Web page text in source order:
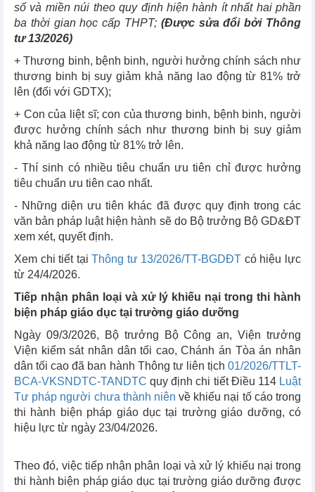
số và miền núi theo quy định hiện hành ít nhất hai phần
ba thời gian học cấp THPT; (Được sửa đổi bởi Thông
tư 13/2026)
+ Thương binh, bệnh binh, người hưởng chính sách như
thương binh bị suy giảm khả năng lao động từ 81% trở
lên (đối với GDTX);
+ Con của liệt sĩ; con của thương binh, bệnh binh, người
được hưởng chính sách như thương binh bị suy giảm
khả năng lao động từ 81% trở lên.
- Thí sinh có nhiều tiêu chuẩn ưu tiên chỉ được hưởng
tiêu chuẩn ưu tiên cao nhất.
- Những diện ưu tiên khác đã được quy định trong các
văn bản pháp luật hiện hành sẽ do Bộ trưởng Bộ GD&ĐT
xem xét, quyết định.
Xem chi tiết tạiThông tư 13/2026/TT-BGDĐT có hiệu lực
từ 24/4/2026.
Tiếp nhận phân loại và xử lý khiếu nại trong thi hành
biện pháp giáo dục tại trường giáo dưỡng
Ngày 09/3/2026, Bộ trưởng Bộ Công an, Viện trưởng
Viện kiểm sát nhân dân tối cao, Chánh án Tòa án nhân
dân tối cao đã ban hành Thông tư liên tịch 01/2026/TTLT-
BCA-VKSNDTC-TANDTC quy định chi tiết Điều 114 Luật
Tư pháp người chưa thành niên về khiếu nại tố cáo trong
thi hành biện pháp giáo dục tại trường giáo dưỡng, có
hiệu lực từ ngày 23/04/2026.
Theo đó, việc tiếp nhận phân loại và xử lý khiếu nại trong
thi hành biện pháp giáo dục tại trường giáo dưỡng được